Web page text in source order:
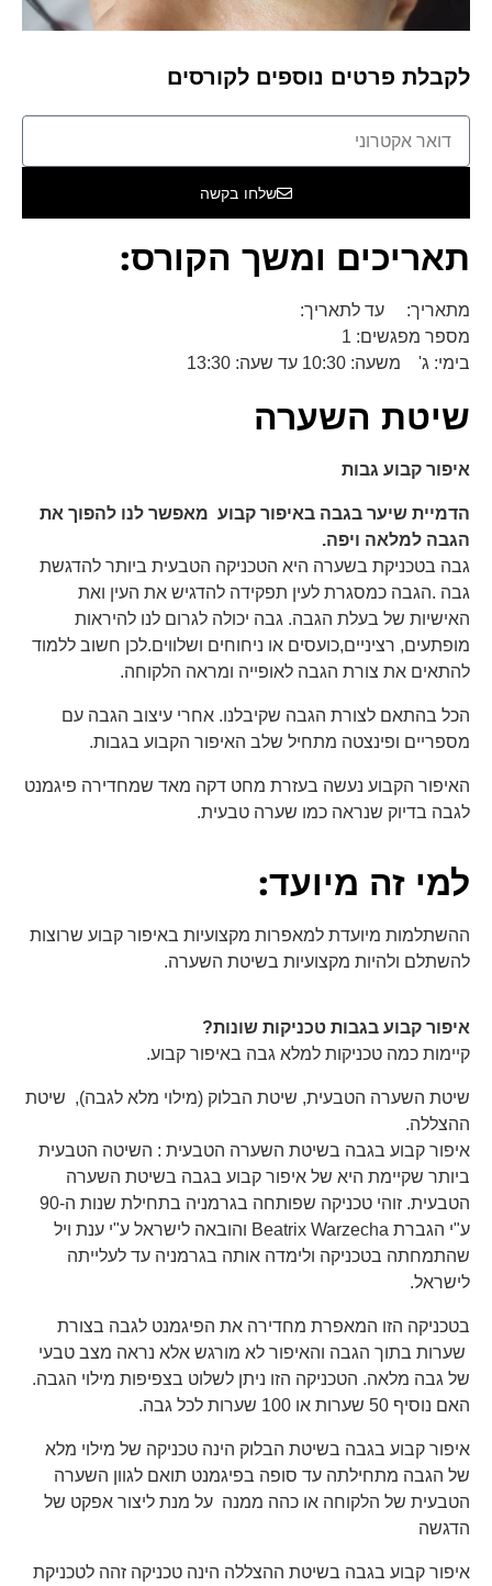
לקבלת פרטים נוספים לקורסים
שלחו בקשה
תאריכים ומשך הקורס:
מתאריך: עד לתאריך:
מספר מפגשים: 1
בימי: ג' משעה: 10:30 עד שעה: 13:30
שיטת השערה
איפור קבוע גבות
הדמיית שיער בגבה באיפור קבוע מאפשר לנו להפוך את
הגבה למלאה ויפה.
גבה בטכניקת בשערה היא הטכניקה הטבעית ביותר להדגשת
גבה .הגבה כמסגרת לעין תפקידה להדגיש את העין ואת
האישיות של בעלת הגבה. גבה יכולה לגרום לנו להיראות
מופתעים, רציניים,כועסים או ניחוחים ושלווים.לכן חשוב ללמוד
להתאים את צורת הגבה לאופייה ומראה הלקוחה.
הכל בהתאם לצורת הגבה שקיבלנו. אחרי עיצוב הגבה עם
מספריים ופינצטה מתחיל שלב האיפור הקבוע בגבות.
האיפור הקבוע נעשה בעזרת מחט דקה מאד שמחדירה פיגמנט
לגבה בדיוק שנראה כמו שערה טבעית.
למי זה מיועד:
ההשתלמות מיועדת למאפרות מקצועיות באיפור קבוע שרוצות
להשתלם ולהיות מקצועיות בשיטת השערה.
איפור קבוע בגבות טכניקות שונות?
קיימות כמה טכניקות למלא גבה באיפור קבוע.
שיטת השערה הטבעית, שיטת הבלוק (מילוי מלא לגבה), שיטת
ההצללה.
איפור קבוע בגבה בשיטת השערה הטבעית : השיטה הטבעית
ביותר שקיימת היא של איפור קבוע בגבה בשיטת השערה
הטבעית. זוהי טכניקה שפותחה בגרמניה בתחילת שנות ה-90
ע"י הגברת Beatrix Warzecha והובאה לישראל ע"י ענת ויל
שהתמחתה בטכניקה ולימדה אותה בגרמניה עד לעלייתה
לישראל.
בטכניקה הזו המאפרת מחדירה את הפיגמנט לגבה בצורת
שערות בתוך הגבה והאיפור לא מורגש אלא נראה מצב טבעי
של גבה מלאה. הטכניקה הזו ניתן לשלוט בצפיפות מילוי הגבה.
האם נוסיף 50 שערות או 100 שערות לכל גבה.
איפור קבוע בגבה בשיטת הבלוק הינה טכניקה של מילוי מלא
של הגבה מתחילתה עד סופה בפיגמנט תואם לגוון השערה
הטבעית של הלקוחה או כהה ממנה על מנת ליצור אפקט של
הדגשה
איפור קבוע בגבה בשיטת ההצללה הינה טכניקה זהה לטכניקת